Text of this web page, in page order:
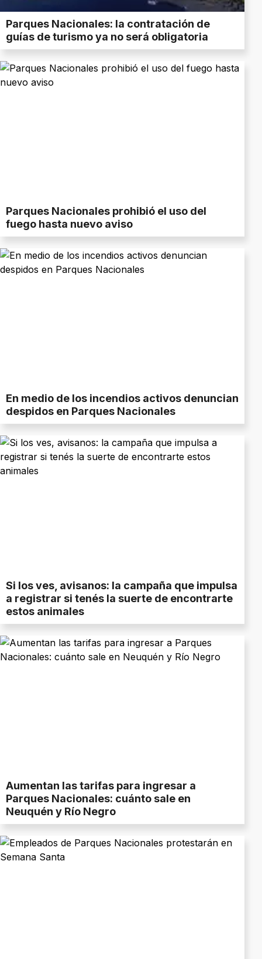
Parques Nacionales: la contratación de
guías de turismo ya no será obligatoria
Parques Nacionales prohibió el uso del
fuego hasta nuevo aviso
En medio de los incendios activos denuncian
despidos en Parques Nacionales
Si los ves, avisanos: la campaña que impulsa
a registrar si tenés la suerte de encontrarte
estos animales
Aumentan las tarifas para ingresar a
Parques Nacionales: cuánto sale en
Neuquén y Río Negro